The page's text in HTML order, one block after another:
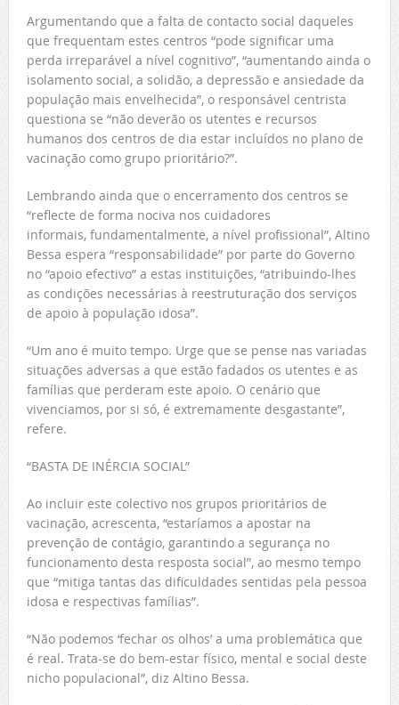
Argumentando que a falta de contacto social daqueles
que frequentam estes centros “pode significar uma
perda irreparável a nível cognitivo”, “aumentando ainda o
isolamento social, a solidão, a depressão e ansiedade da
população mais envelhecida”, o responsável centrista
questiona se “não deverão os utentes e recursos
humanos dos centros de dia estar incluídos no plano de
vacinação como grupo prioritário?”.
Lembrando ainda que o encerramento dos centros se
“reflecte de forma nociva nos cuidadores
informais, fundamentalmente, a nível profissional”, Altino
Bessa espera “responsabilidade” por parte do Governo
no “apoio efectivo” a estas instituições, “atribuindo-lhes
as condições necessárias à reestruturação dos serviços
de apoio à população idosa”.
“Um ano é muito tempo. Urge que se pense nas variadas
situações adversas a que estão fadados os utentes e as
famílias que perderam este apoio. O cenário que
vivenciamos, por si só, é extremamente desgastante”,
refere.
“BASTA DE INÉRCIA SOCIAL”
Ao incluir este colectivo nos grupos prioritários de
vacinação, acrescenta, “estaríamos a apostar na
prevenção de contágio, garantindo a segurança no
funcionamento desta resposta social”, ao mesmo tempo
que “mitiga tantas das dificuldades sentidas pela pessoa
idosa e respectivas famílias”.
“Não podemos ‘fechar os olhos’ a uma problemática que
é real. Trata-se do bem-estar físico, mental e social deste
nicho populacional”, diz Altino Bessa.